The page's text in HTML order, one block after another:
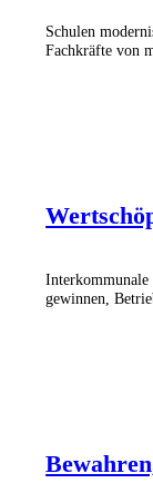
Schulen
Fachkräfte von
Interkommunale
gewinnen,